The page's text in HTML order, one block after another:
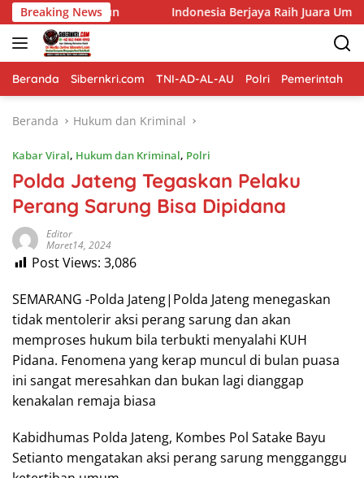
Langsung
ke
konten
Breaking NewsIndonesia Berjaya Raih Juara Umum Indonesia
Beranda Sibernkri.com TNI-AD-AL-AU Polri Pemerintah
Beranda Hukum dan Kriminal
Kabar Viral, Hukum dan Kriminal, Polri
Polda Jateng Tegaskan Pelaku
Perang Sarung Bisa Dipidana
Editor
Maret14, 2024
Post Views: 3,086
SEMARANG -Polda Jateng|Polda Jateng menegaskan
tidak mentolerir aksi perang sarung dan akan
memproses hukum bila terbukti menyalahi KUH
Pidana. Fenomena yang kerap muncul di bulan puasa
ini sangat meresahkan dan bukan lagi dianggap
kenakalan remaja biasa
Kabidhumas Polda Jateng, Kombes Pol Satake Bayu
Setianto mengatakan aksi perang sarung mengganggu